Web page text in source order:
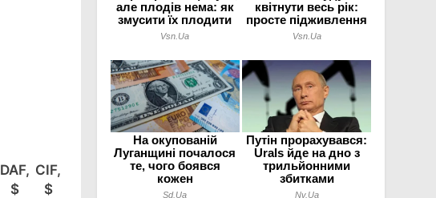
DAF,
$
CIF,
$